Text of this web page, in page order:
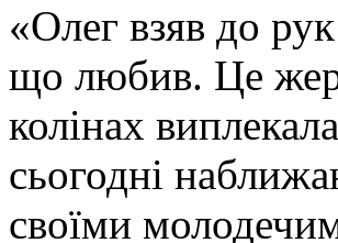
«Олег взяв до
що любив. Це
колінах
сьогодні
своїми